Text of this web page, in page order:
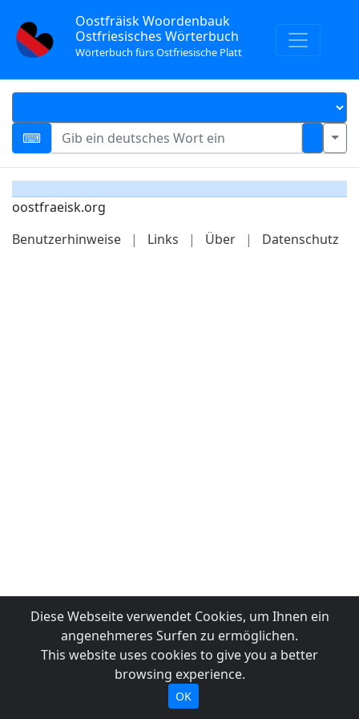
Oostfräisk Woordenbauk
Ostfriesisches Wörterbuch
Wörterbuch fürs Ostfriesische Platt
oostfraeisk.org
Benutzerhinweise
| Links | Über | Datenschutz
Diese Webseite verwendet Cookies, um Ihnen ein
angenehmeres Surfen zu ermöglichen.
This website uses cookies to give you a better
browsing experience.
OK